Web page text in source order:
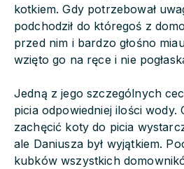
kotkiem. Gdy potrzebował
podchodził do któregoś z
przed nim i bardzo głośno
wzięto go na ręce i nie
Jedną z jego szczególnych
picia odpowiedniej ilości wody.
zachęcić koty do picia
ale Daniusza był wyjątkiem.
kubków wszystkich